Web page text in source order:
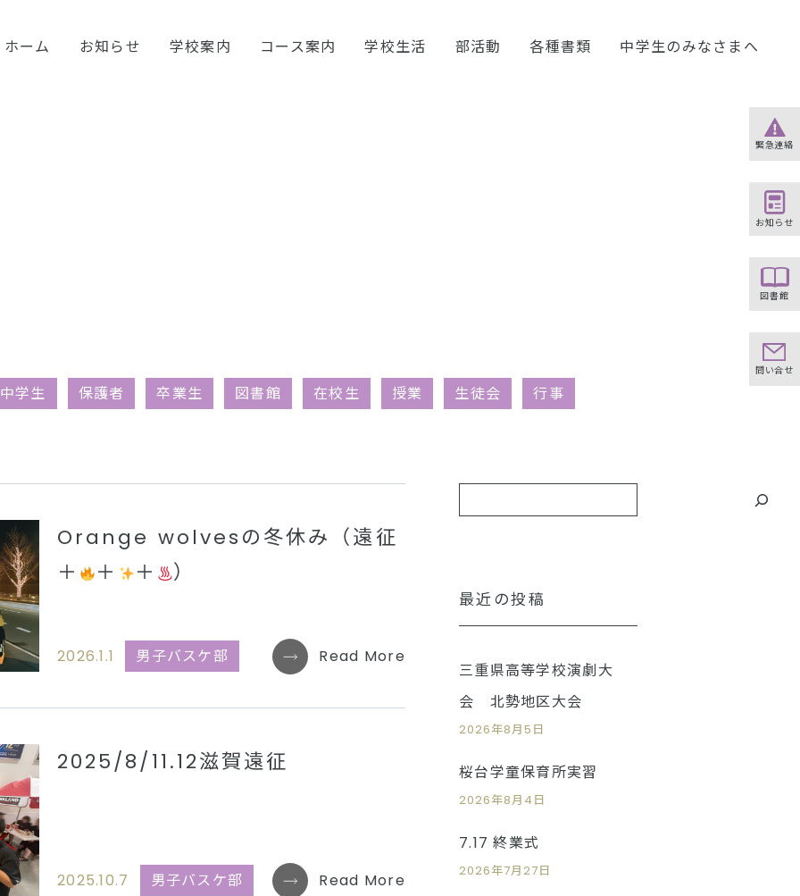
ホーム お知らせ 学校案内 コース案内 学校生活 部活動 各種書類 中学生のみなさまへ
中学生 保護者 卒業生 図書館 在校生 授業 生徒会 行事
Orange wolvesの冬休み（遠征
＋
＋ ＋ ）
2026.1.1 男子バスケ部 Read More
2025/8/11.12滋賀遠征
2025.10.7 男子バスケ部 Read More
最近の投稿
三重県高等学校演劇大
会 北勢地区大会
2026年8月5日
桜台学童保育所実習
2026年8月4日
7.17 終業式
2026年7月27日
緊急連絡
お知らせ
図書館
問い合せ